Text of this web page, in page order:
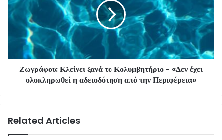
Ζωγράφου: Κλείνει ξανά το Κολυμβητήριο - «Δεν έχει
ολοκληρωθεί η αδειοδότηση από την Περιφέρεια»
Related Articles